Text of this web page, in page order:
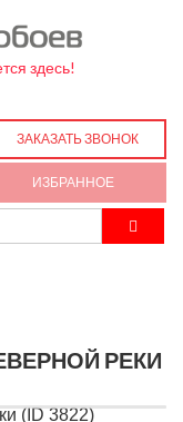
здесь!
ЗАКАЗАТЬ ЗВОНОК
ИЗБРАННОЕ
РЕКИ